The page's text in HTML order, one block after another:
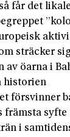
får det
sträcker
av öarna i
historien­
försvinner
främsta syfte
i